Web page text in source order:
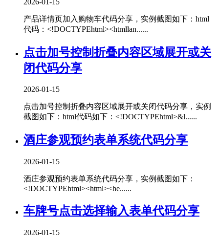
产品详情页加入购物车代码分享，实例截图如下：html
代码：<!DOCTYPEhtml><htmllan......
点击加号控制折叠内容区域展开或关
闭代码分享
2026-01-15
点击加号控制折叠内容区域展开或关闭代码分享，实例
截图如下：html代码如下：<!DOCTYPEhtml>&l......
酒庄参观预约表单系统代码分享
2026-01-15
酒庄参观预约表单系统代码分享，实例截图如下：
<!DOCTYPEhtml><html><he......
车牌号点击选择输入表单代码分享
2026-01-15